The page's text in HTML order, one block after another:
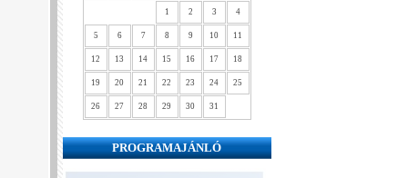
1 2 3 4
5 6 7 8 9 10 11
12 13 14 15 16 17 18
19 20 21 22 23 24 25
26 27 28 29 30 31
PROGRAMAJÁNLÓ